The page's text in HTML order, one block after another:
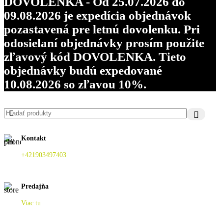
09.08.2026 je expedícia objednávok
pozastavená pre letnú dovolenku. Pri
odosielaní objednávky prosím použite
zľavový kód DOVOLENKA. Tieto
objednávky budú expedované
10.08.2026 so zľavou 10%.
Kontakt
+421903497403
Predajňa
Viac tu